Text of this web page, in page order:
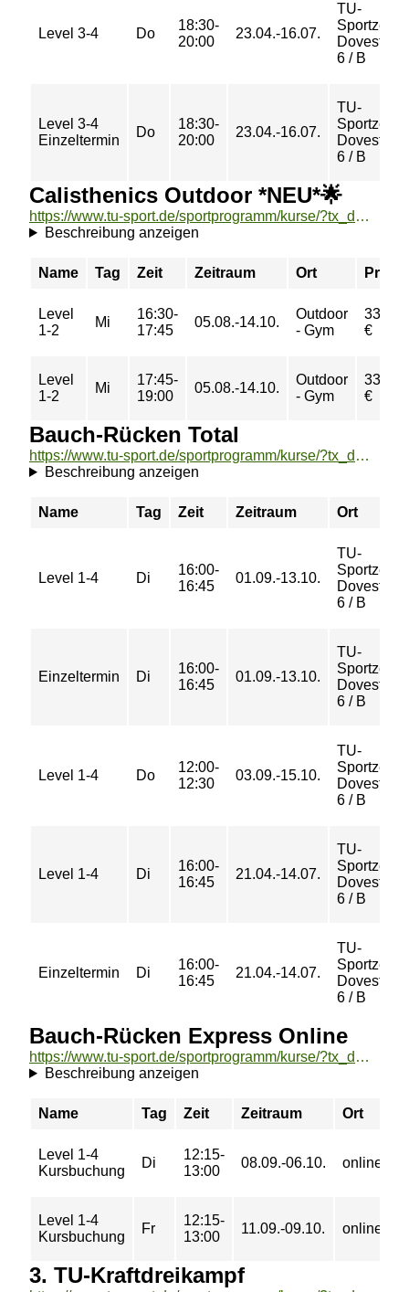
Level 3-4 Do
18:30-
20:00
23.04.-16.07.
TU-
6 / B
Level 3-4
Einzeltermin
Do
18:30-
20:00
23.04.-16.07.
TU-
6 / B
Calisthenics Outdoor *NEU*🌟
https://www.tu-sport.de/sportprogramm/kurse/?tx_dwzeh_courses%5Baction%5D=show&tx_dwzeh_courses%5BsportsDescription%5D=1501&cHash=c43b8c87922bd50426787a11007cb583
Beschreibung anzeigen
Name Tag Zeit Zeitraum Ort Preis
Level
1-2
Mi
16:30-
17:45
05.08.-14.10.
Outdoor
- Gym
33,00
€
Level
1-2
Mi
17:45-
19:00
05.08.-14.10.
Outdoor
- Gym
33,00
€
Bauch-Rücken Total
https://www.tu-sport.de/sportprogramm/kurse/?tx_dwzeh_courses%5Baction%5D=show&tx_dwzeh_courses%5BsportsDescription%5D=1320&cHash=4374d5caf798d82bef2de82dcb76533a
Beschreibung anzeigen
Name Tag Zeit Zeitraum Ort
Level 1-4 Di
16:00-
16:45
01.09.-13.10.
TU-
6 / B
Einzeltermin Di
16:00-
16:45
01.09.-13.10.
TU-
6 / B
Level 1-4 Do
12:00-
12:30
03.09.-15.10.
TU-
6 / B
Level 1-4 Di
16:00-
16:45
21.04.-14.07.
TU-
6 / B
Einzeltermin Di
16:00-
16:45
21.04.-14.07.
TU-
6 / B
Bauch-Rücken Express Online
https://www.tu-sport.de/sportprogramm/kurse/?tx_dwzeh_courses%5Baction%5D=show&tx_dwzeh_courses%5BsportsDescription%5D=1270&cHash=8ad86ed9f56408e2fc257c335ece704f
Beschreibung anzeigen
Name Tag Zeit Zeitraum Ort
Level 1-4
Kursbuchung
Di
12:15-
13:00
08.09.-06.10. online
Level 1-4
Kursbuchung
Fr
12:15-
13:00
11.09.-09.10. online
3. TU-Kraftdreikampf